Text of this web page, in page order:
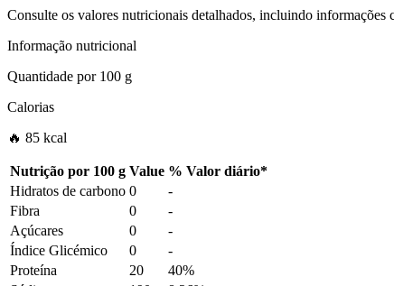
Consulte os valores nutricionais detalhados, incluindo
Informação nutricional
Quantidade por100 g
Calorias
🔥 85 kcal
Nutrição por 100 g Value % Valor diário*
Hidratos de carbono 0
-
Fibra
0
-
Açúcares
0
-
Índice Glicémico
0
-
Proteína
20
40%